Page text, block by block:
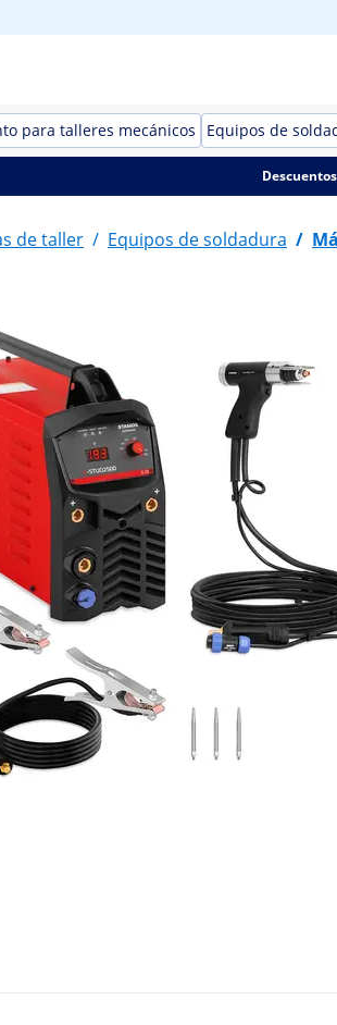
para talleres mecánicos Equipos de
de taller / Equipos de soldadura /